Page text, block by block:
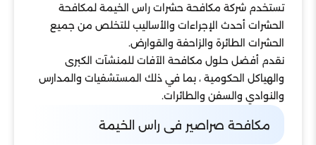
تستخدم شركة مكافحة حشرات راس الخيمة لمكافحة
الحشرات أحدث الإجراءات والأساليب للتخلص من جميع
الحشرات الطائرة والزاحفة والقوارض.
نقدم أفضل حلول مكافحة الآفات للمنشآت الكبرى
والهياكل الحكومية ، بما في ذلك المستشفيات والمدارس
والنوادي والسفن والطائرات.
مكافحة صراصير فى راس الخيمة